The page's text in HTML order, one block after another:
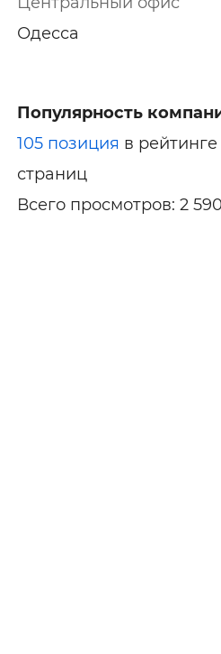
Одесса
Популярность
105 позиция в рейтинге
страниц
Всего просмотров: 2 590